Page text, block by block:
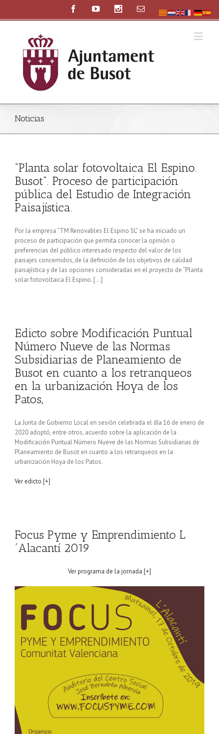
Noticias
“Planta solar fotovoltaica El Espino.
Busot”. Proceso de participación
pública del Estudio de Integración
Paisajística.
Por la empresa “TM Renovables El Espino SL” se ha iniciado un
proceso de participación que permita conocer la opinión o
preferencias del público interesado respecto del valor de los
paisajes concernidos, de la definición de los objetivos de calidad
paisajística y de las opciones consideradas en el proyecto de “Planta
solar fotovoltaica El Espino. […]
Edicto sobre Modificación Puntual
Número Nueve de las Normas
Subsidiarias de Planeamiento de
Busot en cuanto a los retranqueos
en la urbanización Hoya de los
Patos,
La Junta de Gobierno Local en sesión celebrada el día 16 de enero de
2020 adoptó, entre otros, acuerdo sobre la aplicación de la
Modificación Puntual Número Nueve de las Normas Subsidiarias de
Planeamiento de Busot en cuanto a los retranqueos en la
urbanización Hoya de los Patos.
Ver edicto [+]
Focus Pyme y Emprendimiento L
´Alacantí 2019
Ver programa de la jornada [+]